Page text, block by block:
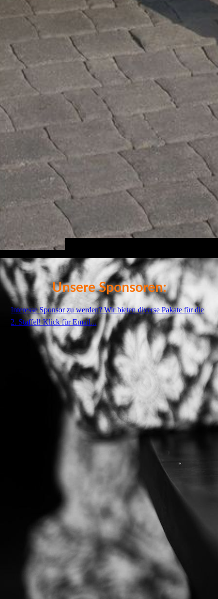
Unsere Sponsoren:
Interesse Sponsor zu werden? Wir bieten diverse Pakate für die
2. Staffel! Klick für Email...